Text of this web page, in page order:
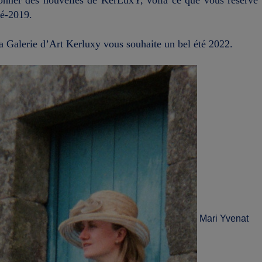
2019.
Galerie d’Art Kerluxy vous souhaite un bel été 2022.
Mari Yvenat